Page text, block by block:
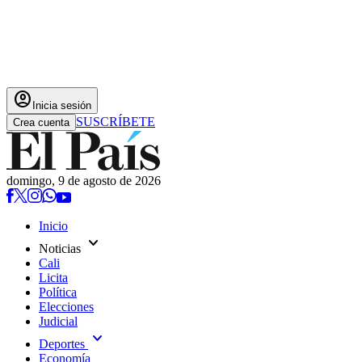
account_circle Inicia sesión
Crea cuenta SUSCRÍBETE
domingo, 9 de agosto de 2026
Inicio
Noticias expand_more
Cali
Licita
Política
Elecciones
Judicial
Deportes expand_more
Economía